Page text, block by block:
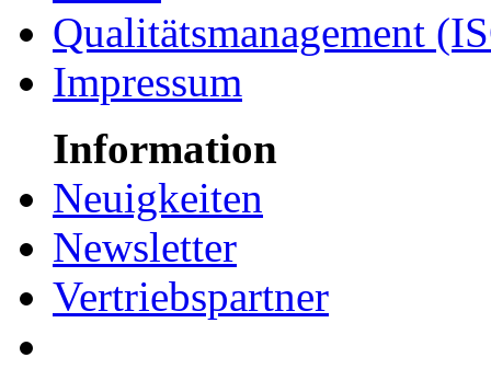
Qualitätsmanagement
Impressum
Information
Neuigkeiten
Newsletter
Vertriebspartner